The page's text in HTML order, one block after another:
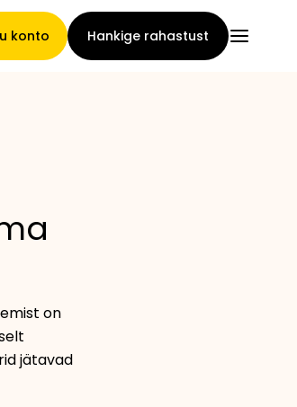
konto Hankige rahastust
galerii
on
jätavad